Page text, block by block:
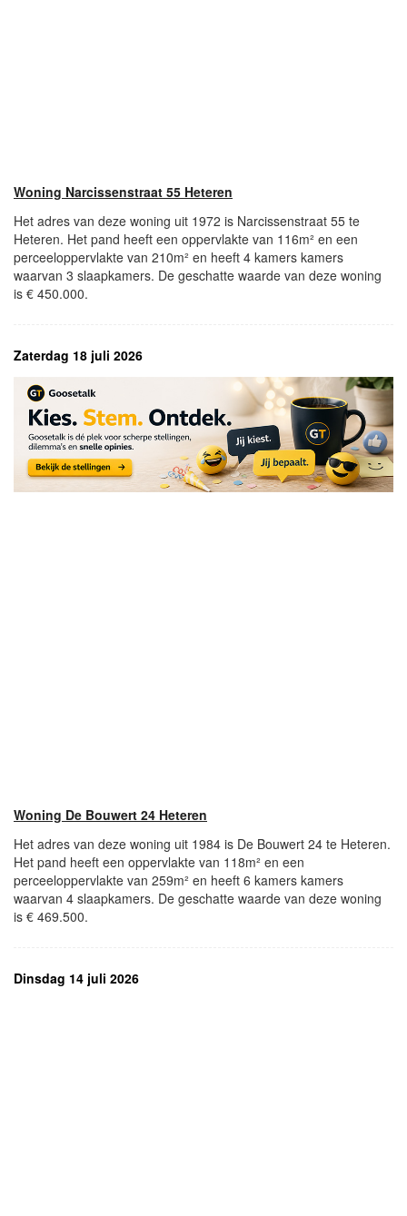
Woning Narcissenstraat 55 Heteren
Het adres van deze woning uit 1972 is Narcissenstraat 55 te
Heteren. Het pand heeft een oppervlakte van 116m² en een
perceeloppervlakte van 210m² en heeft 4 kamers kamers
waarvan 3 slaapkamers. De geschatte waarde van deze woning
is € 450.000.
Zaterdag 18 juli 2026
Woning De Bouwert 24 Heteren
Het adres van deze woning uit 1984 is De Bouwert 24 te Heteren.
Het pand heeft een oppervlakte van 118m² en een
perceeloppervlakte van 259m² en heeft 6 kamers kamers
waarvan 4 slaapkamers. De geschatte waarde van deze woning
is € 469.500.
Dinsdag 14 juli 2026